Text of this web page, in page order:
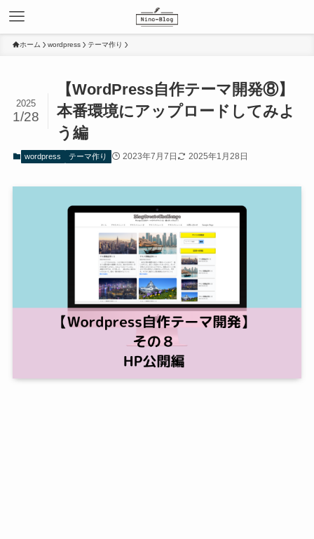
ホーム wordpress テーマ作り
【WordPress自作テーマ開発⑧】
本番環境にアップロードしてみよ
う編
2025
1/28
wordpress テーマ作り 2023年7月7日 2025年1月28日